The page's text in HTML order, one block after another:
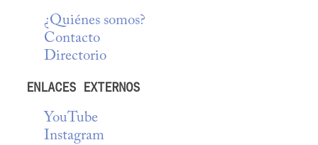
¿Quiénes somos?
Contacto
Directorio
ENLACES EXTERNOS
YouTube
Instagram